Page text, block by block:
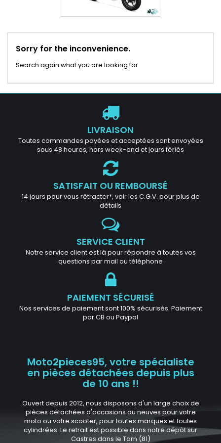
Sorry for the inconvenience.
Search again what you are looking for
LIVRAISON
Toutes commandes payées et acceptées sont envoyées
sous 48 heures, hors week-end et jours fériés
SATISFAIT OU REMBOURSÉ
14 jours pour vous rétracter*, voir les C.G.V. pour plus de
détails
SERVICE CLIENT
Notre service client est là pour répondre à toutes vos
questions par mail ou téléphone
PAIEMENT SÉCURISÉ
Nos services de paiement sont 100% sécurisés. Paiement
par CB ou Paypal
Moto2pieces95, votre spécialiste
en pièces détachées depuis plus
de 10 ans !!
Ouvert depuis 2012, nous disposons d'un large choix de
pièces détachées d'occasions ou neuves pour votre
moto ou votre scooter, pour toutes marques et toutes
cylindrées. Le retrait est possible dans notre dépôt sur
Castres dans le Tarn (81)